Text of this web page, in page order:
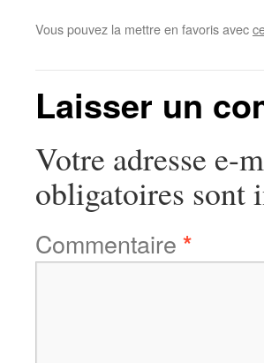
Vous pouvez la mettre en favoris avec
Laisser un
Votre adresse e-
obligatoires sont
Commentaire *